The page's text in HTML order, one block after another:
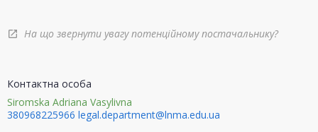
open_in_new На що звернути увагу потенційному постачальнику?
Контактна особа
Siromska Adriana Vasylivna
380968225966 legal.department@lnma.edu.ua